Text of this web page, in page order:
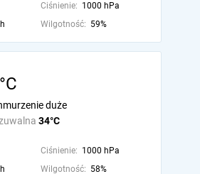
Ciśnienie: 1000 hPa
Wilgotność: 59%
34°C
duże
Ciśnienie: 1000 hPa
Wilgotność: 58%